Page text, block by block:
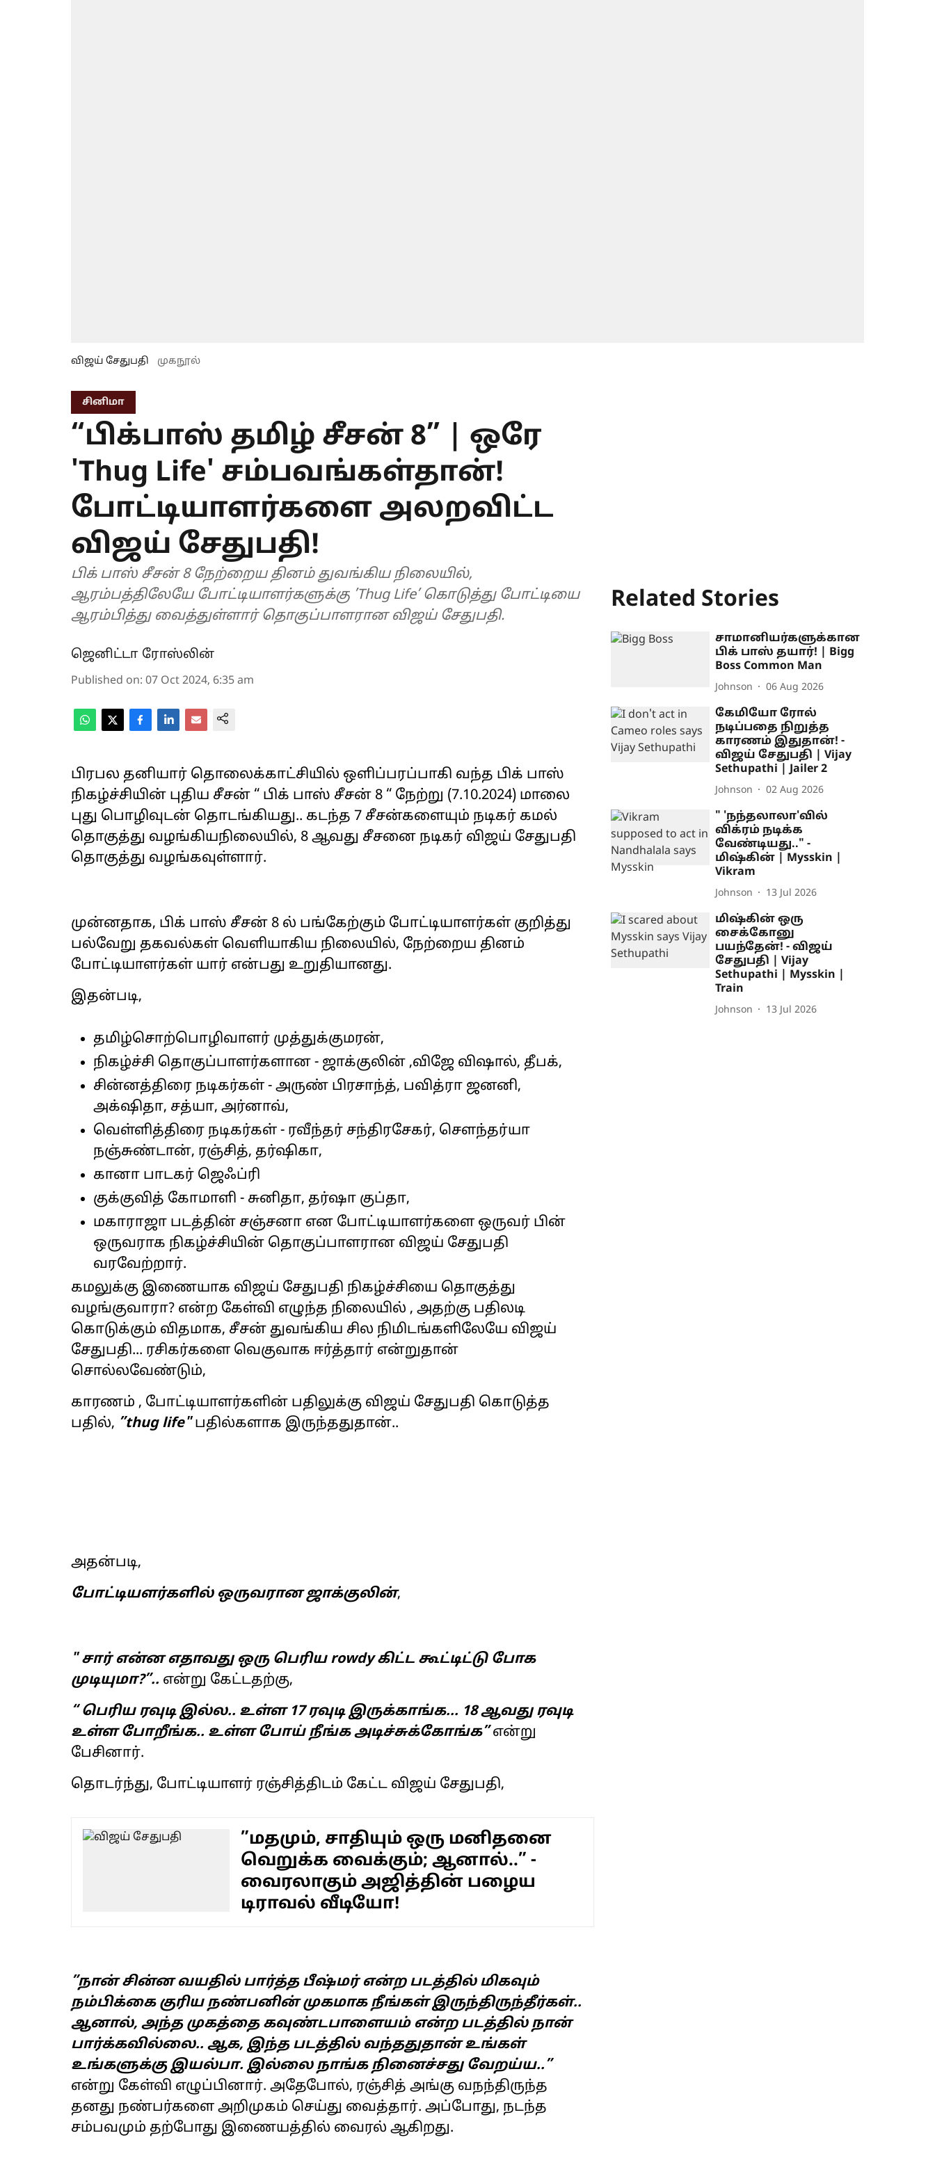
விஜய் சேதுபதி முகநூல்
சினிமா
“பிக்பாஸ் தமிழ் சீசன் 8” | ஒரே
'Thug Life' சம்பவங்கள்தான்!
போட்டியாளர்களை அலறவிட்ட
விஜய் சேதுபதி!
பிக் பாஸ் சீசன் 8 நேற்றைய தினம் துவங்கிய நிலையில்,
ஆரம்பத்திலேயே போட்டியாளர்களுக்கு ’Thug Life’ கொடுத்து போட்டியை
ஆரம்பித்து வைத்துள்ளார் தொகுப்பாளரான விஜய் சேதுபதி.
ஜெனிட்டா ரோஸ்லின்
Published on: 07 Oct 2024, 6:35 am
பிரபல தனியார் தொலைக்காட்சியில் ஒளிப்பரப்பாகி வந்த பிக் பாஸ்
நிகழ்ச்சியின் புதிய சீசன் “ பிக் பாஸ் சீசன் 8 “ நேற்று (7.10.2024) மாலை
புது பொழிவுடன் தொடங்கியது.. கடந்த 7 சீசன்களையும் நடிகர் கமல்
தொகுத்து வழங்கியநிலையில், 8 ஆவது சீசனை நடிகர் விஜய் சேதுபதி
தொகுத்து வழங்கவுள்ளார்.
முன்னதாக, பிக் பாஸ் சீசன் 8 ல் பங்கேற்கும் போட்டியாளர்கள் குறித்து
பல்வேறு தகவல்கள் வெளியாகிய நிலையில், நேற்றைய தினம்
போட்டியாளர்கள் யார் என்பது உறுதியானது.
இதன்படி,
தமிழ்சொற்பொழிவாளர் முத்துக்குமரன்,
நிகழ்ச்சி தொகுப்பாளர்களான - ஜாக்குலின் ,விஜே விஷால், தீபக்,
சின்னத்திரை நடிகர்கள் - அருண் பிரசாந்த், பவித்ரா ஜனனி,
அக்‌ஷிதா, சத்யா, அர்னாவ்,
வெள்ளித்திரை நடிகர்கள் - ரவீந்தர் சந்திரசேகர், சௌந்தர்யா
நஞ்சுண்டான், ரஞ்சித், தர்ஷிகா,
கானா பாடகர் ஜெஃப்ரி
குக்குவித் கோமாளி - சுனிதா, தர்ஷா குப்தா,
மகாராஜா படத்தின் சஞ்சனா என போட்டியாளர்களை ஒருவர் பின்
ஒருவராக நிகழ்ச்சியின் தொகுப்பாளரான விஜய் சேதுபதி
வரவேற்றார்.
கமலுக்கு இணையாக விஜய் சேதுபதி நிகழ்ச்சியை தொகுத்து
வழங்குவாரா? என்ற கேள்வி எழுந்த நிலையில் , அதற்கு பதிலடி
கொடுக்கும் விதமாக, சீசன் துவங்கிய சில நிமிடங்களிலேயே விஜய்
சேதுபதி... ரசிகர்களை வெகுவாக ஈர்த்தார் என்றுதான்
சொல்லவேண்டும்,
காரணம் , போட்டியாளர்களின் பதிலுக்கு விஜய் சேதுபதி கொடுத்த
பதில், ”thug life"பதில்களாக இருந்ததுதான்..
அதன்படி,
போட்டியளர்களில் ஒருவரான ஜாக்குலின்,
" சார் என்ன எதாவது ஒரு பெரிய rowdy கிட்ட கூட்டிட்டு போக
முடியுமா?”.. என்று கேட்டதற்கு,
“ பெரிய ரவுடி இல்ல.. உள்ள 17 ரவுடி இருக்காங்க... 18 ஆவது ரவுடி
உள்ள போறீங்க.. உள்ள போய் நீங்க அடிச்சுக்கோங்க”என்று
பேசினார்.
தொடர்ந்து, போட்டியாளர் ரஞ்சித்திடம் கேட்ட விஜய் சேதுபதி,
”மதமும், சாதியும் ஒரு மனிதனை
வெறுக்க வைக்கும்; ஆனால்..” -
வைரலாகும் அஜித்தின் பழைய
டிராவல் வீடியோ!
”நான் சின்ன வயதில் பார்த்த பீஷ்மர் என்ற படத்தில் மிகவும்
நம்பிக்கை குரிய நண்பனின் முகமாக நீங்கள் இருந்திருந்தீர்கள்..
ஆனால், அந்த முகத்தை கவுண்டபாளையம் என்ற படத்தில் நான்
பார்க்கவில்லை.. ஆக, இந்த படத்தில் வந்ததுதான் உங்கள்
உங்களுக்கு இயல்பா. இல்லை நாங்க நினைச்சது வேறய்ய..”
என்று கேள்வி எழுப்பினார். அதேபோல், ரஞ்சித் அங்கு வநந்திருந்த
தனது நண்பர்களை அறிமுகம் செய்து வைத்தார். அப்போது, நடந்த
சம்பவமும் தற்போது இணையத்தில் வைரல் ஆகிறது.
Related Stories
சாமானியர்களுக்கான
பிக் பாஸ் தயார்! | Bigg
Boss Common Man
Johnson 06 Aug 2026
கேமியோ ரோல்
நடிப்பதை நிறுத்த
காரணம் இதுதான்! -
விஜய் சேதுபதி | Vijay
Sethupathi | Jailer 2
Johnson 02 Aug 2026
" 'நந்தலாலா'வில்
விக்ரம் நடிக்க
வேண்டியது.." -
மிஷ்கின் | Mysskin |
Vikram
Johnson 13 Jul 2026
மிஷ்கின் ஒரு
சைக்கோனு
பயந்தேன்! - விஜய்
சேதுபதி | Vijay
Sethupathi | Mysskin |
Train
Johnson 13 Jul 2026